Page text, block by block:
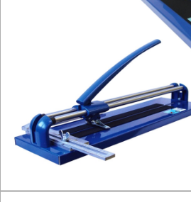
OSPRZĘT
HYDRAULICZNE
NARZĘDZIA
INSTALACYJNE,
PALNIKI